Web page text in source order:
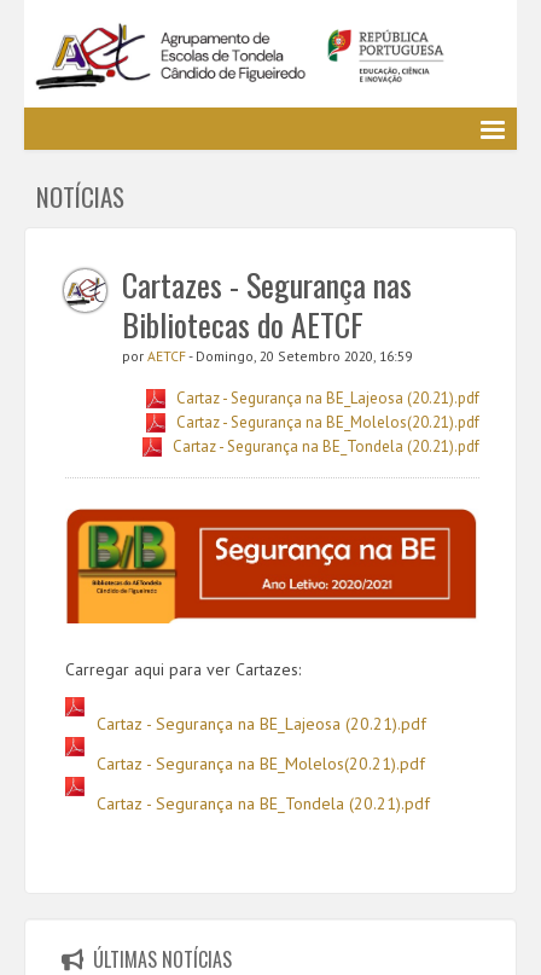
EE / Alunos
Cursos Profissionais
Bibliotecas
Media AETCF
Legislação
Utilizador não identificado. (Entrar)
NOTÍCIAS
Cartazes - Segurança nas
Bibliotecas do AETCF
por AETCF- Domingo, 20 Setembro 2020, 16:59
Cartaz - Segurança na BE_Lajeosa (20.21).pdf
Cartaz - Segurança na BE_Molelos(20.21).pdf
Cartaz - Segurança na BE_Tondela (20.21).pdf
Carregar aqui para ver Cartazes:
Cartaz - Segurança na BE_Lajeosa (20.21).pdf
Cartaz - Segurança na BE_Molelos(20.21).pdf
Cartaz - Segurança na BE_Tondela (20.21).pdf
ÚLTIMAS NOTÍCIAS